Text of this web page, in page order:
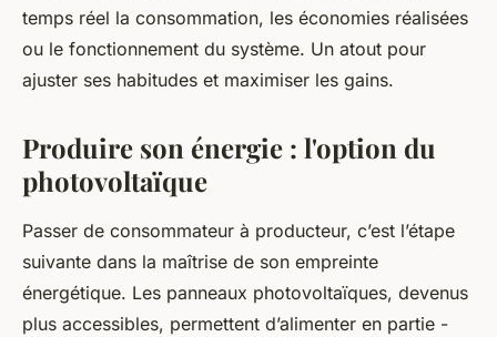
temps réel la consommation, les économies réalisées
ou le fonctionnement du système. Un atout pour
ajuster ses habitudes et maximiser les gains.
Produire son énergie : l'option du
photovoltaïque
Passer de consommateur à producteur, c’est l’étape
suivante dans la maîtrise de son empreinte
énergétique. Les panneaux photovoltaïques, devenus
plus accessibles, permettent d’alimenter en partie -